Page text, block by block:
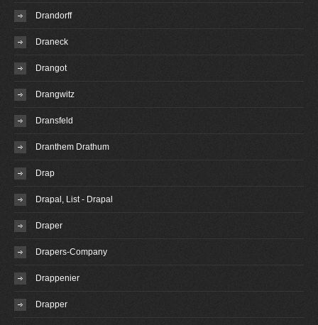
Drandorff
Draneck
Drangot
Drangwitz
Dransfeld
Dranthem Drathum
Drap
Drapal, List - Drapal
Draper
Drapers-Company
Drappenier
Drapper